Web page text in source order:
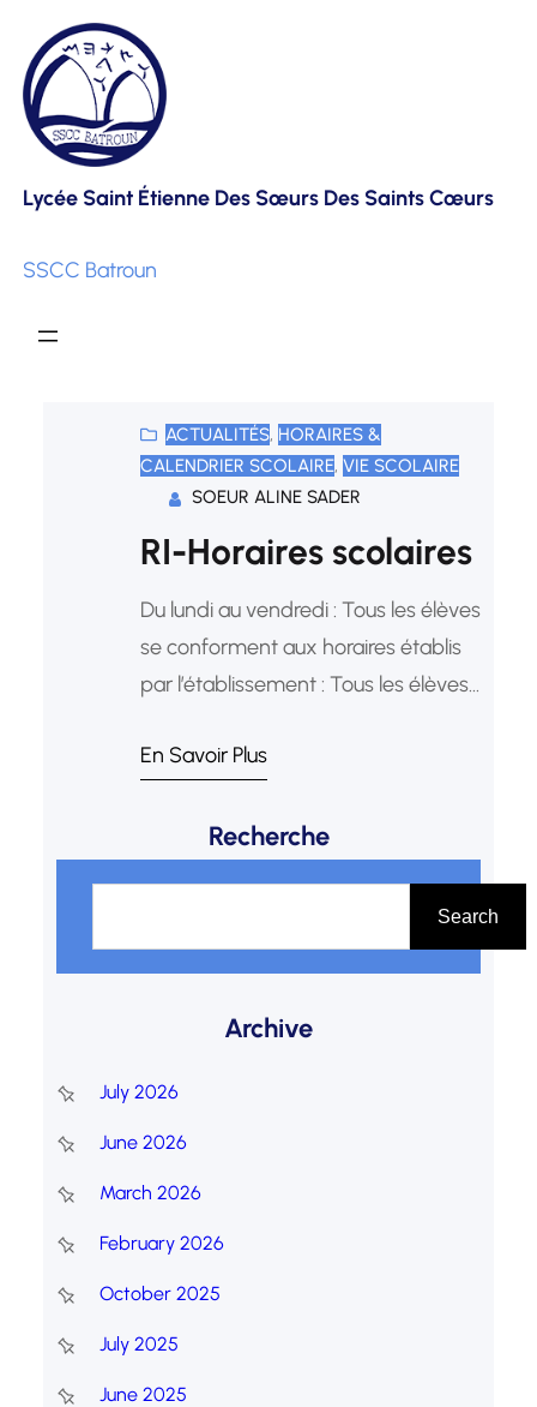
to
content
Lycée Saint Étienne Des Sœurs Des Saints Cœurs
SSCC Batroun
ACTUALITÉS, HORAIRES &
CALENDRIER SCOLAIRE, VIE SCOLAIRE
SOEUR ALINE SADER
RI-Horaires scolaires
Du lundi au vendredi : Tous les élèves
se conforment aux horaires établis
par l’établissement : Tous les élèves
par l’établissement : En EB9 et en
supplémentaires pourraient être
besoins. A partir de la deuxième
semaine de juin, l’établissement
passe aux horaires réduits.
En Savoir Plus
Recherche
Search
Archive
July 2026
June 2026
March 2026
February 2026
October 2025
July 2025
June 2025